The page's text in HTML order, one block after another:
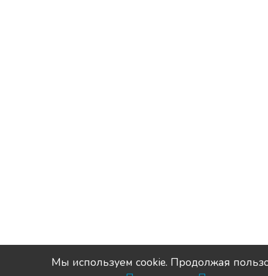
Мы используем сookie. Продолжая